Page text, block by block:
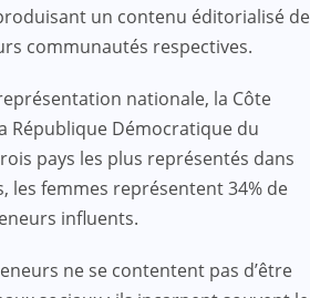
un contenu éditorialisé de
communautés respectives.
nationale, la Côte
République Démocratique du
pays les plus représentés dans
les femmes représentent 34% de
influents.
ne se contentent pas d’être